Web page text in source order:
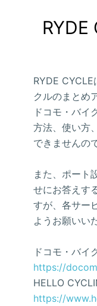
RYDE
RYDE
クルのまとめ
ドコモ・バ
方法、使い方
できませんの
また、ポート
せにお答えす
すが、各サー
ようお願いい
ドコモ・バイ
https://
HELLO
https://